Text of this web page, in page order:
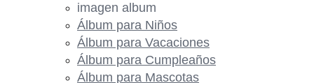
imagen album
Álbum para Niños
Álbum para Vacaciones
Álbum para Cumpleaños
Álbum para Mascotas